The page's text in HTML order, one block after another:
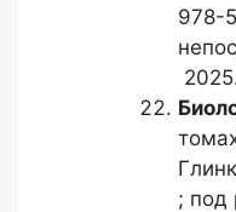
978-
; под